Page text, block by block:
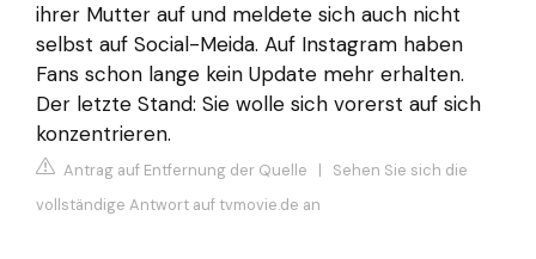
ihrer Mutter auf und meldete sich auch nicht
selbst auf Social-Meida. Auf Instagram haben
Fans schon lange kein Update mehr erhalten.
Der letzte Stand: Sie wolle sich vorerst auf sich
konzentrieren.
Antrag auf Entfernung der Quelle | Sehen Sie sich die
vollständige Antwort auf tvmovie.de an